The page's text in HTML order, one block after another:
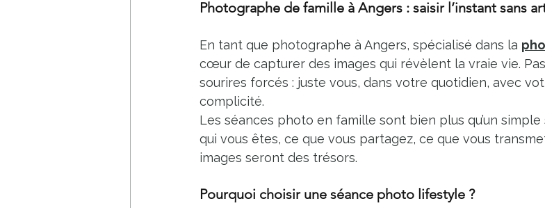
Photographe de famille à Angers : saisir l’instant sans
En tant que photographe à Angers, spécialisé dans la
cœur de capturer des images qui révèlent la vraie vie.
sourires forcés : juste vous, dans votre quotidien, avec
complicité.
Les séances photo en famille sont bien plus qu’un
qui vous êtes, ce que vous partagez, ce que vous
images seront des trésors.
Pourquoi choisir une séance photo lifestyle ?